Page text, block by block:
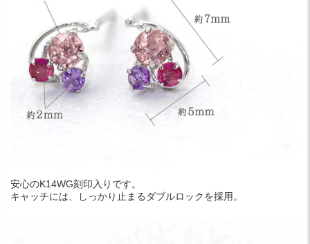
安心のK14WG刻印入りです。
キャッチには、しっかり止まるダブルロックを採用。